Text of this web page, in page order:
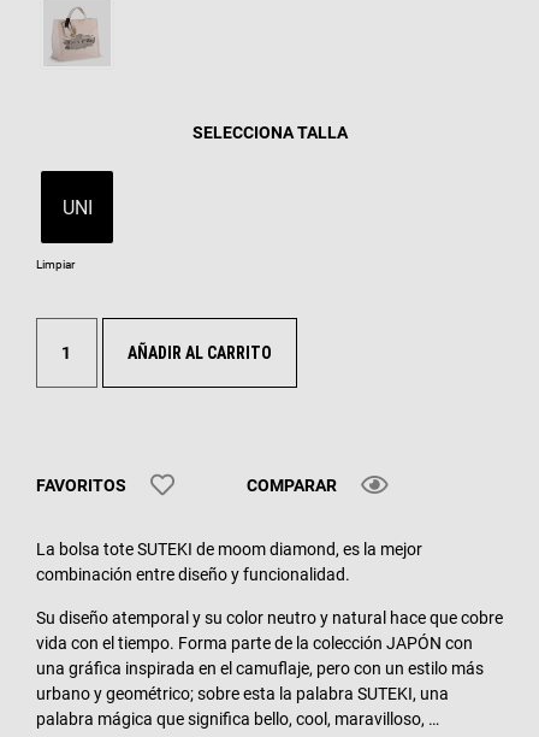
TALLA
UNI
Limpiar
AÑADIR AL CARRITO
FAVORITOS COMPARAR
La bolsa tote SUTEKI de moom diamond, es la mejor
combinación entre diseño y funcionalidad.
Su diseño atemporal y su color neutro y natural hace que cobre
vida con el tiempo. Forma parte de la colección JAPÓN con
una gráfica inspirada en el camuflaje, pero con un estilo más
urbano y geométrico; sobre esta la palabra SUTEKI, una
palabra mágica que significa bello, cool, maravilloso, …